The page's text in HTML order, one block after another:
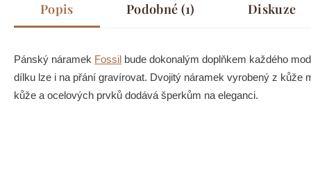
Popis Podobné (1) Diskuze
Pánský náramek Fossil bude dokonalým doplňkem každého
dílku lze i na přání gravírovat. Dvojitý náramek vyrobený z kůže
kůže a ocelových prvků dodává šperkům na eleganci.